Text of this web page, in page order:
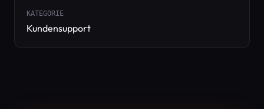
KATEGORIE
Kundensupport